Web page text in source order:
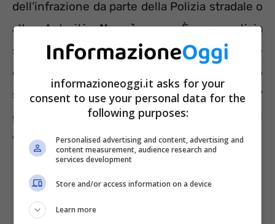
dell’infrazione da parte della Polizia stradale o
altra Autorità.Non è vero. È una notizia
sbagliata anche quella che riporta il termine
della prescrizione in cinque anni. Il bollo auto
si prescrivein tre anni(partendo dal 1°
gennaio dell’anno successivo a quello di
versamento della tassa).
informazioneoggi.it asks for your
consent to use your personal data for the
following purposes:
Personalised advertising and content, advertising and
content measurement, audience research and
services development
Store and/or access information on a device
Learn more